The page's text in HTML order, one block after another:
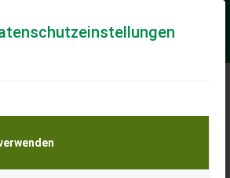
Land- und Baumaschinen –
Tiertransporte